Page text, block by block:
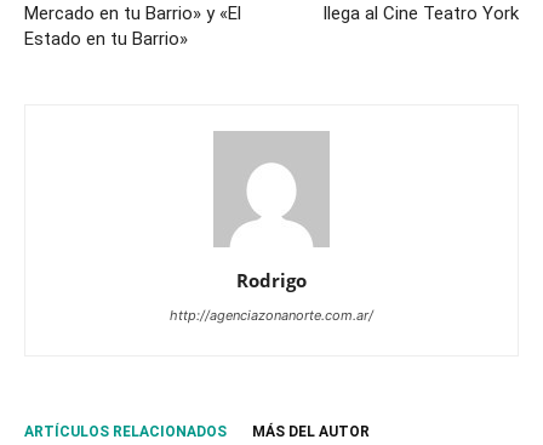
Mercado en tu Barrio» y «El
Estado en tu Barrio»
llega al Cine Teatro York
Rodrigo
http://agenciazonanorte.com.ar/
ARTÍCULOS RELACIONADOS MÁS DEL AUTOR